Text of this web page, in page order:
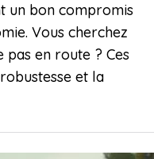
un bon compromis
Vous cherchez
pas en route ? Ces
et la